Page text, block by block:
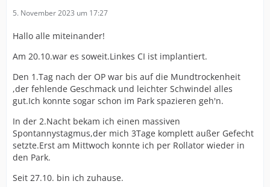
5. November 2023 um 17:27
Hallo alle miteinander!
Am 20.10.war es soweit.Linkes CI ist implantiert.
Den 1.Tag nach der OP war bis auf die Mundtrockenheit
,der fehlende Geschmack und leichter Schwindel alles
gut.Ich konnte sogar schon im Park spazieren geh'n.
In der 2.Nacht bekam ich einen massiven
Spontannystagmus,der mich 3Tage komplett außer Gefecht
setzte.Erst am Mittwoch konnte ich per Rollator wieder in
den Park.
Seit 27.10. bin ich zuhause.